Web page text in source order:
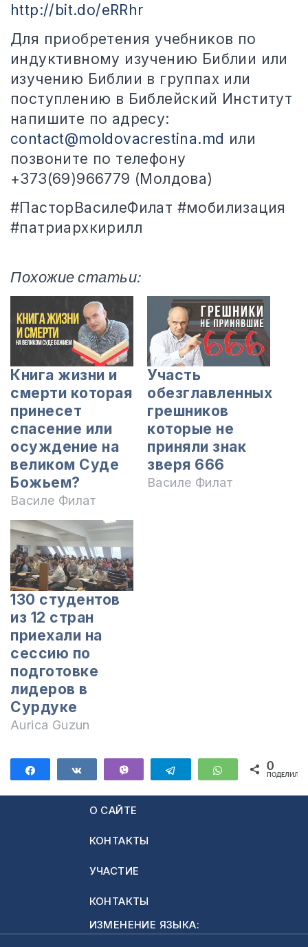
http://bit.do/eRRhr
Для приобретения учебников по
индуктивному изучению Библии или
изучению Библии в группах или
поступлению в Библейский Институт
напишите по адресу:
contact@moldovacrestina.md или
позвоните по телефону
+373(69)966779 (Молдова)
#ПасторВасилеФилат #мобилизация
#патриархкирилл
Похожие статьи:
Книга жизни и
смерти которая
принесет
спасение или
осуждение на
великом Суде
Божьем?
Василе Филат
Участь
обезглавленных
грешников
которые не
приняли знак
зверя 666
Василе Филат
130 студентов
из 12 стран
приехали на
сессию по
подготовке
лидеров в
Сурдуке
Aurica Guzun
ПоделитьсяПоделиться Telegram WhatsApp
0
О САЙТЕ
КОНТАКТЫ
УЧАСТИЕ
КОНТАКТЫ
ИЗМЕНЕНИЕ ЯЗЫКА: